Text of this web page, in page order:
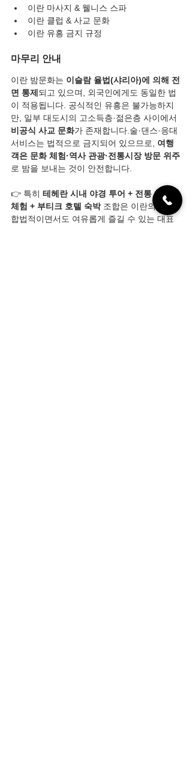
이란 마사지 & 웰니스 스파
이란 클럽 & 사교 문화
이란 유흥 금지 규정
마무리 안내
이란 밤문화는 이슬람 율법(샤리아)에 의해 전
면 통제 되고 있으며, 외국인에게도 동일한 법
이 적용됩니다. 공식적인 유흥은 불가능하지
만, 일부 대도시의 고소득층·젊은층 사이에서
비공식 사교 문화가 존재합니다.술·댄스·응대
서비스는 법적으로 금지되어 있으므로, 여행
객은 문화 체험·역사 관광·전통시장 방문 위주
로 밤을 보내는 것이 안전합니다.
👉 특히 테헤란 시내 야경 투어 + 전통 찻집
체험 + 부티크 호텔 숙박 조합은 이란의 밤을
합법적이면서도 여유롭게 즐길 수 있는 대표